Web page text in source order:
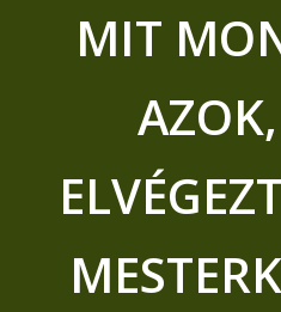
MIT